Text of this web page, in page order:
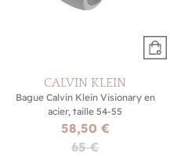
CALVIN KLEIN
Bague Calvin Klein Visionary en
acier, taille 54-55
58,50 €
65 €